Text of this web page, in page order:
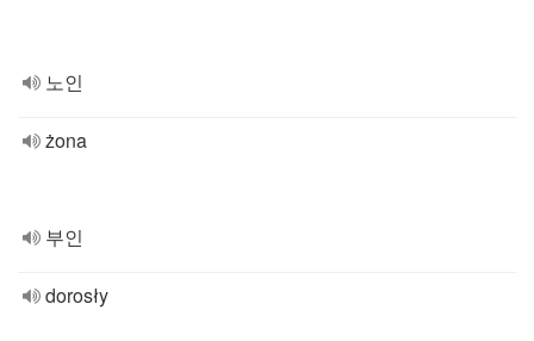
노인
żona
부인
dorosły